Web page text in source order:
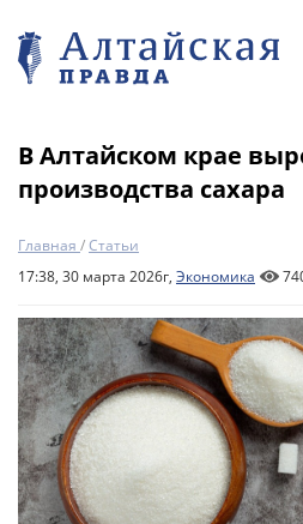
В Алтайском крае
производства сахара
Главная /Статьи
17:38, 30 марта 2026г, Экономика